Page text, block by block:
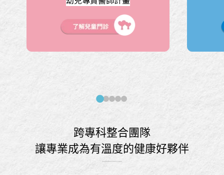
跨專科整合團隊
讓專業成為有溫度的健康好夥伴